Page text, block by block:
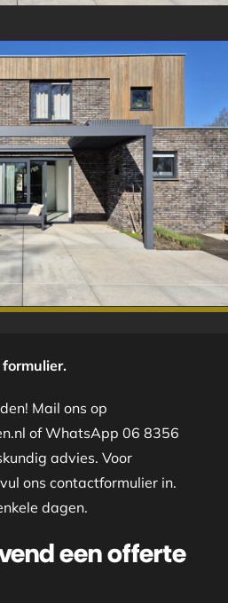
.
Mail ons op
of WhatsApp 06 8356
advies. Voor
ons contactformulier in.
dagen.
een offerte